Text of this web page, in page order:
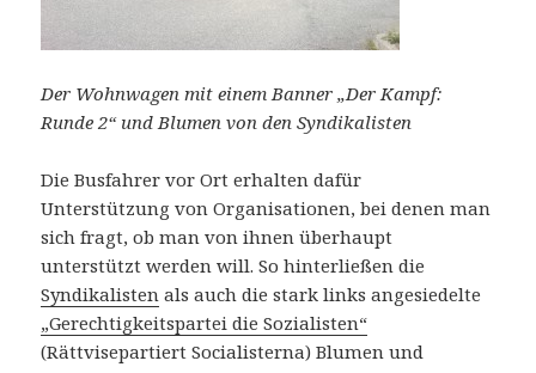
Der Wohnwagen mit einem Banner „Der Kampf:
Runde 2“ und Blumen von den Syndikalisten
Die Busfahrer vor Ort erhalten dafür
Unterstützung von Organisationen, bei denen man
sich fragt, ob man von ihnen überhaupt
unterstützt werden will. So hinterließen die
Syndikalisten als auch die stark links angesiedelte
„Gerechtigkeitspartei die Sozialisten“
(Rättvisepartiert Socialisterna) Blumen und